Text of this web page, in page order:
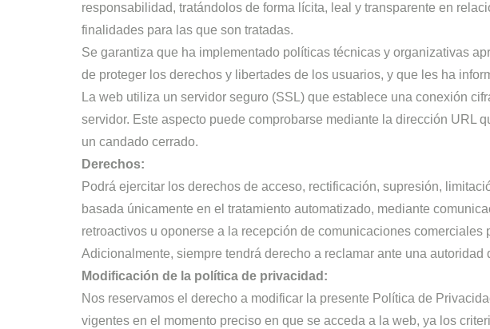
responsabilidad, tratándolos de forma lícita, leal y transparente en
finalidades para las que son tratadas.
Se garantiza que ha implementado políticas técnicas y organizativas
de proteger los derechos y libertades de los usuarios, y que les ha
La web utiliza un servidor seguro (SSL) que establece una conexión
servidor. Este aspecto puede comprobarse mediante la dirección URL
un candado cerrado.
Derechos:
Podrá ejercitar los derechos de acceso, rectificación, supresión,
basada únicamente en el tratamiento automatizado, mediante
retroactivos u oponerse a la recepción de comunicaciones
Adicionalmente, siempre tendrá derecho a reclamar ante una autoridad
Modificación de la política de privacidad:
Nos reservamos el derecho a modificar la presente Política de
vigentes en el momento preciso en que se acceda a la web, ya los